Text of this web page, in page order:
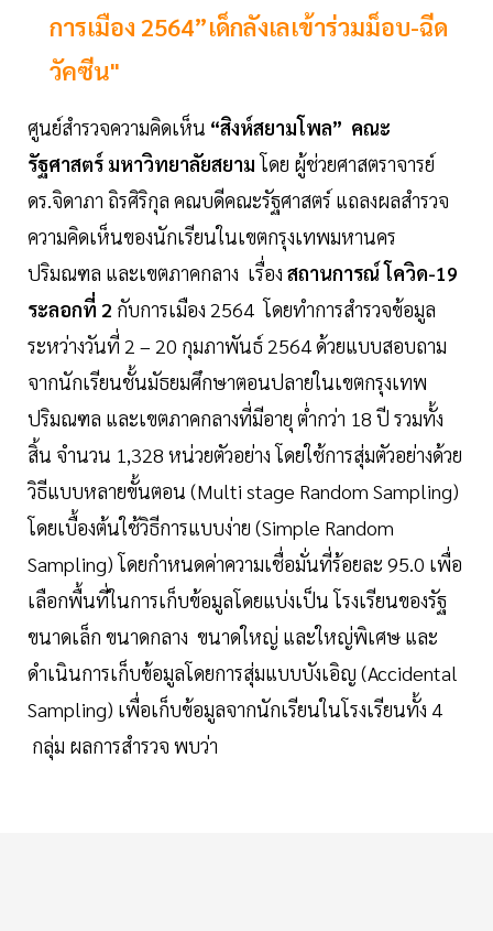
การเมือง 2564”เด็กลังเลเข้าร่วมม็อบ-ฉีด
วัคซีน"
ศูนย์สำรวจความคิดเห็น “สิงห์สยามโพล” คณะ
รัฐศาสตร์ มหาวิทยาลัยสยามโดย ผู้ช่วยศาสตราจารย์
ดร.จิดาภา ถิรศิริกุล คณบดีคณะรัฐศาสตร์ แถลงผลสำรวจ
ความคิดเห็นของนักเรียนในเขตกรุงเทพมหานคร
ปริมณฑล และเขตภาคกลาง เรื่อง สถานการณ์ โควิด-19
ระลอกที่ 2 กับการเมือง 2564 โดยทำการสำรวจข้อมูล
ระหว่างวันที่ 2 – 20 กุมภาพันธ์ 2564 ด้วยแบบสอบถาม
จากนักเรียนชั้นมัธยมศึกษาตอนปลายในเขตกรุงเทพ
ปริมณฑล และเขตภาคกลางที่มีอายุ ต่ำกว่า 18 ปี รวมทั้ง
สิ้น จำนวน 1,328 หน่วยตัวอย่าง โดยใช้การสุ่มตัวอย่างด้วย
วิธีแบบหลายขั้นตอน (Multi stage Random Sampling)
โดยเบื้องต้นใช้วิธีการแบบง่าย (Simple Random
Sampling) โดยกำหนดค่าความเชื่อมั่นที่ร้อยละ 95.0 เพื่อ
เลือกพื้นที่ในการเก็บข้อมูลโดยแบ่งเป็น โรงเรียนของรัฐ
ขนาดเล็ก ขนาดกลาง ขนาดใหญ่ และใหญ่พิเศษ และ
ดำเนินการเก็บข้อมูลโดยการสุ่มแบบบังเอิญ (Accidental
Sampling) เพื่อเก็บข้อมูลจากนักเรียนในโรงเรียนทั้ง 4
กลุ่ม ผลการสำรวจ พบว่า